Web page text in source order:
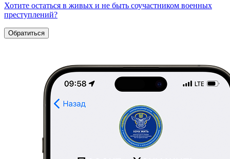
Хотите остаться в живых и не быть соучастником военных
преступлений?
Обратиться